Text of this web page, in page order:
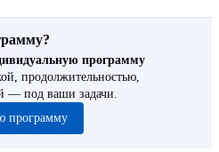
программу
продолжительностью,
— под ваши задачи.
программу